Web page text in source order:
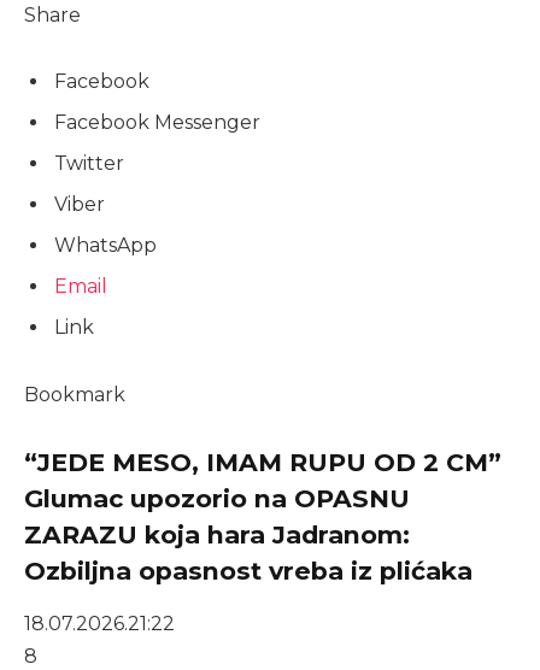
Share
Facebook
Facebook Messenger
Twitter
Viber
WhatsApp
Email
Link
Bookmark
“JEDE MESO, IMAM RUPU OD 2 CM”
Glumac upozorio na OPASNU
ZARAZU koja hara Jadranom:
Ozbiljna opasnost vreba iz plićaka
18.07.2026.21:22
8